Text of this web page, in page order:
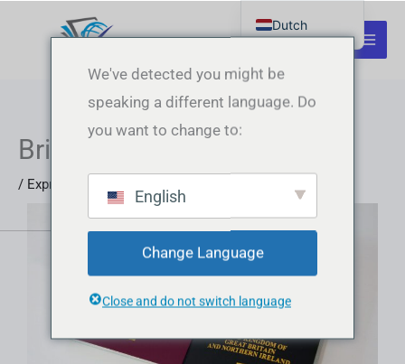
Britse paspoort kopen
/ Express Paspoorten
We've detected you might be
speaking a different language. Do
you want to change to:
English
Change Language
Close and do not switch language
Dutch
German
Italian
Hungarian
Portuguese
Polish
Chinese